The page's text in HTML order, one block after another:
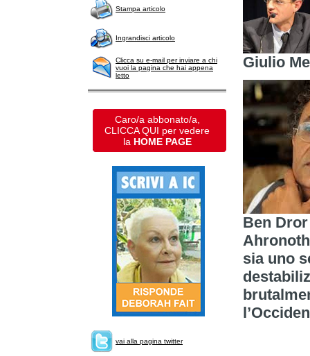
Stampa articolo
Ingrandisci articolo
Clicca su e-mail per inviare a chi
vuoi la pagina che hai appena
letto
Caro/a abbonato/a,
CLICCA QUI per vedere
la HOME PAGE
vai alla pagina twitter
Giulio
Ben
sia uno